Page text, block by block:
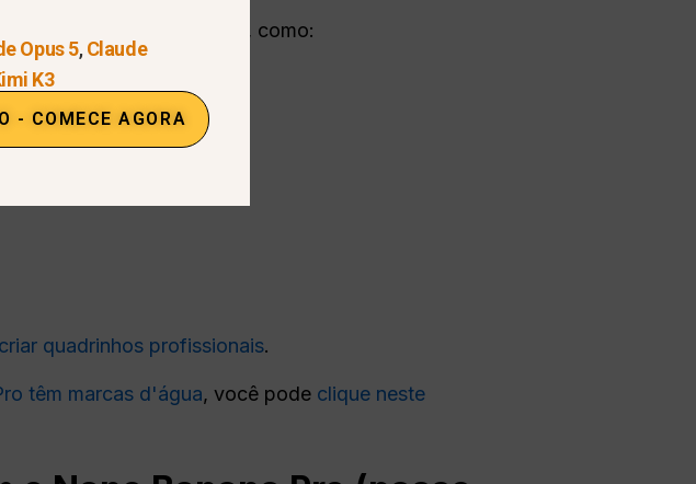
, como:
quadrinhos profissionais.
têm marcas d'água, você pode clique neste
Opus 5,Claude
K3
- COMECE AGORA